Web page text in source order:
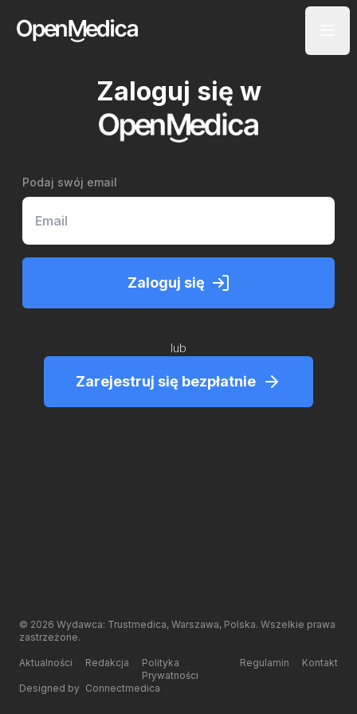
Zaloguj się w
Podaj swój email
Zaloguj się
lub
Zarejestruj się bezpłatnie
© 2026 Wydawca: Trustmedica, Warszawa, Polska. Wszelkie prawa
zastrzeżone.
Aktualności Redakcja
Polityka
Prywatności
Regulamin Kontakt
Designed by Connectmedica